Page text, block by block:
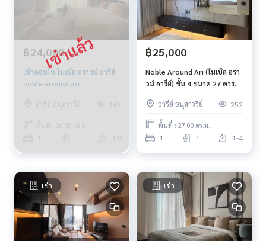
฿24,000
เช่าคอนโด โนเบิล อราวน์ อารีย์
noble around ari
อารีย์ อนุสาวรีย์ 341
พื้นที่ : 26.50 ตร.ม.
10
฿25,000
Noble Around Ari (โนเบิล อรา
วน์ อารีย์) ชั้น 4 ขนาด 27 ตาราง
อารีย์ อนุสาวรีย์
252
พื้นที่ : 27.00 ตร.ม.
1 1 1-4
เช่า เช่า